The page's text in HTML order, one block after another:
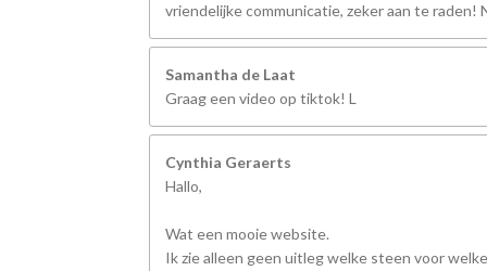
vriendelijke communicatie, zeker aan te raden!
Samantha de Laat
Graag een video op tiktok! L
Cynthia Geraerts
Hallo,
Wat een mooie website.
Ik zie alleen geen uitleg welke steen voor